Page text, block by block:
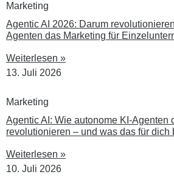
Marketing
Agentic AI 2026: Darum
Agenten das Marketing für
Weiterlesen »
13. Juli 2026
Marketing
Agentic AI: Wie autonome KI-Agenten
revolutionieren – und was das für dich
Weiterlesen »
10. Juli 2026